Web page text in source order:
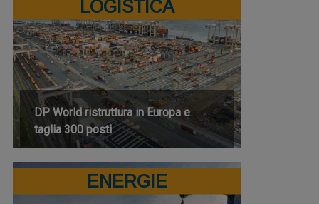
LOGISTICA
DP World ristruttura in Europa e
taglia 300 posti
ENERGIE